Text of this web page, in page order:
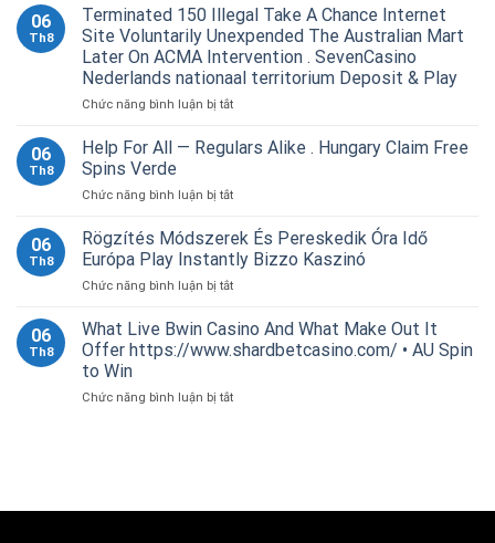
Per
Massimizzare
La
Tua
Gioco
Internet
Scommesse
https://www.bwincasino-
•
Spin
to
Win
06
Th8
Terminated 150 Illegal Take A Chance Internet
Site Voluntarily Unexpended The Australian Mart
Later On ACMA Intervention . SevenCasino
Nederlands nationaal territorium Deposit & Play
Chức năng bình luận bị tắtở
150
A
Internet
Site
Voluntarily
Unexpended
Australian
Mart
ACMA
06
Th8
Help For All — Regulars Alike . Hungary Claim Free
Spins Verde
Chức năng bình luận bị tắtở
For
All
—
Regulars
.
Hungary
Spins
06
Th8
Rögzítés Módszerek És Pereskedik Óra Idő
Európa Play Instantly Bizzo Kaszinó
Chức năng bình luận bị tắtở
Módszerek
És
Pereskedik
Idő
06
Th8
What Live Bwin Casino And What Make Out It
Offer https://www.shardbetcasino.com/ • AU Spin
to Win
Chức năng bình luận bị tắtở
What